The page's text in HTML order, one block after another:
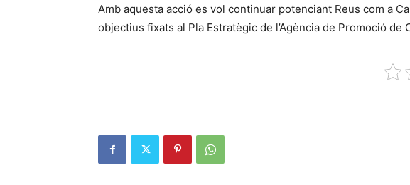
Amb aquesta acció es vol continuar potenciant Reus com a
objectius fixats al Pla Estratègic de l’Agència de Promoció de